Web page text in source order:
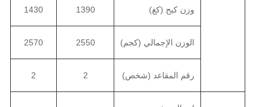
وزن كبح (كغ) 1390
1430
الوزن الإجمالي (كجم) 2550
2570
رقم المقاعد (شخص) 2
2